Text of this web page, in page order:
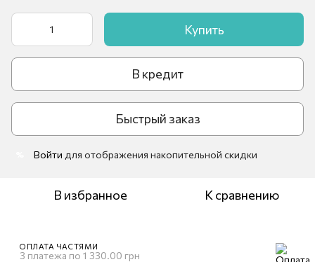
Купить
В кредит
Быстрый заказ
Войти для отображения накопительной скидки
В избранное К сравнению
ОПЛАТА ЧАСТЯМИ
3 платежа по 1 330.00 грн